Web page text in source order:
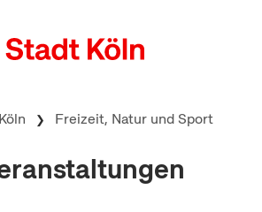
Freizeit, Natur und Sport